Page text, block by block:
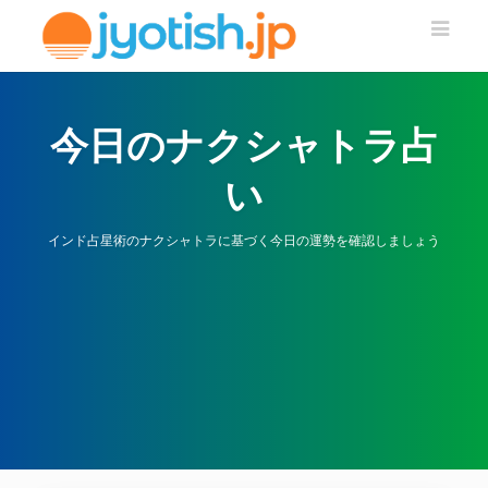
今日のナクシャトラ占
い
インド占星術のナクシャトラに基づく今日の運勢を確認しましょう